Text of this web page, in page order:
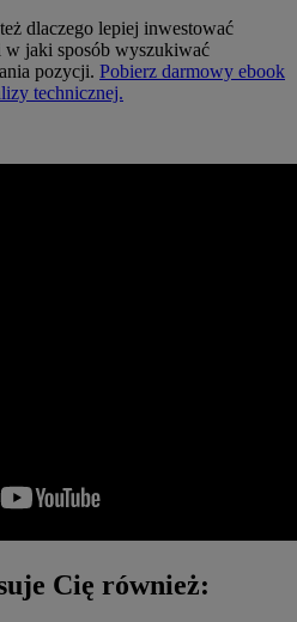
dlaczego lepiej inwestować
w jaki sposób wyszukiwać
pozycji. Pobierz darmowy ebook
technicznej.
Cię również: